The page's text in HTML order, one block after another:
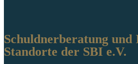
Schuldnerberatung und
Standorte der SBI e.V.